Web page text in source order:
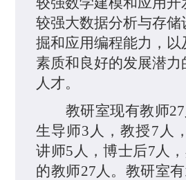
较强大数据分析与存储
掘和应用编程能力，以
素质和良好的发展潜力
人才。
教研室现有教师
生导师3人，教授7人
讲师5人，博士后7人
的教师27人。教研室